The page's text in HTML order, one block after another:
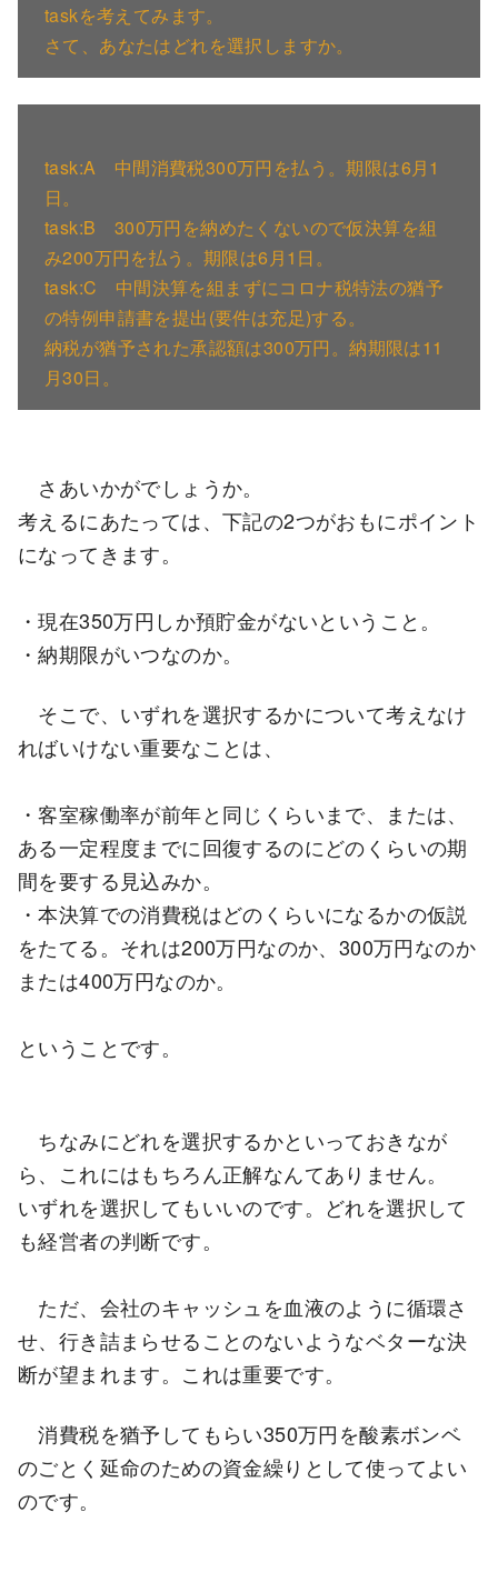
taskを考えてみます。
さて、あなたはどれを選択しますか。
task:A 中間消費税300万円を払う。期限は6月1
日。
task:B 300万円を納めたくないので仮決算を組
み200万円を払う。期限は6月1日。
task:C 中間決算を組まずにコロナ税特法の猶予
の特例申請書を提出(要件は充足)する。
納税が猶予された承認額は300万円。納期限は11
月30日。
さあいかがでしょうか。
考えるにあたっては、下記の2つがおもにポイント
になってきます。
・現在350万円しか預貯金がないということ。
・納期限がいつなのか。
そこで、いずれを選択するかについて考えなけ
ればいけない重要なことは、
・客室稼働率が前年と同じくらいまで、または、
ある一定程度までに回復するのにどのくらいの期
間を要する見込みか。
・本決算での消費税はどのくらいになるかの仮説
をたてる。それは200万円なのか、300万円なのか
または400万円なのか。
ということです。
ちなみにどれを選択するかといっておきなが
ら、これにはもちろん正解なんてありません。
いずれを選択してもいいのです。どれを選択して
も経営者の判断です。
ただ、会社のキャッシュを血液のように循環さ
せ、行き詰まらせることのないようなベターな決
断が望まれます。これは重要です。
消費税を猶予してもらい350万円を酸素ボンベ
のごとく延命のための資金繰りとして使ってよい
のです。